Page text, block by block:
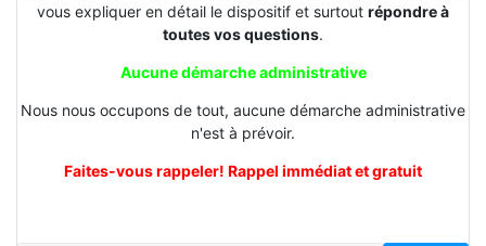
vous expliquer en détail le dispositif et surtout répondre à
toutes vos questions.
Aucune démarche administrative
Nous nous occupons de tout, aucune démarche administrative
n'est à prévoir.
Faites-vous rappeler! Rappel immédiat et gratuit